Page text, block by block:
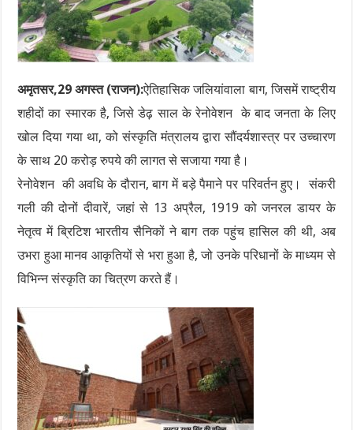
अमृतसर,29 अगस्त (राजन):ऐतिहासिक जलियांवाला बाग, जिसमें राष्ट्रीय
शहीदों का स्मारक है, जिसे डेढ़ साल के रेनोवेशन के बाद जनता के लिए
खोल दिया गया था, को संस्कृति मंत्रालय द्वारा सौंदर्यशास्त्र पर उच्चारण
के साथ 20 करोड़ रुपये की लागत से सजाया गया है।
रेनोवेशन की अवधि के दौरान, बाग में बड़े पैमाने पर परिवर्तन हुए। संकरी
गली की दोनों दीवारें, जहां से 13 अप्रैल, 1919 को जनरल डायर के
नेतृत्व में ब्रिटिश भारतीय सैनिकों ने बाग तक पहुंच हासिल की थी, अब
उभरा हुआ मानव आकृतियों से भरा हुआ है, जो उनके परिधानों के माध्यम से
विभिन्न संस्कृति का चित्रण करते हैं।